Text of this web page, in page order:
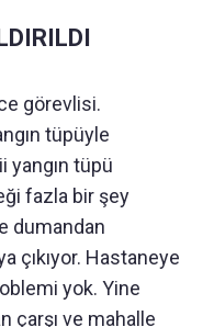
görevlisi.
tüpüyle
yangın tüpü
fazla bir şey
dumandan
çıkıyor. Hastaneye
yok. Yine
çarşı ve mahalle